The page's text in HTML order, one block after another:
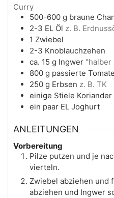
Curry
500-600 g braune
2-3 EL Öl z. B.
1 Zwiebel
2-3 Knoblauchzehen
ca. 15 g Ingwer "halber
800 g passierte
250 g Erbsen z. B. TK
einige Stiele Koriander
ein paar EL Joghurt
ANLEITUNGEN
Vorbereitung
Pilze putzen und je
vierteln.
Zwiebel abziehen und
abziehen und Ingwer